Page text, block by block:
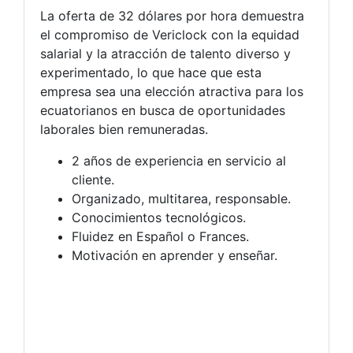
La oferta de 32 dólares por hora demuestra
el compromiso de Vericlock con la equidad
salarial y la atracción de talento diverso y
experimentado, lo que hace que esta
empresa sea una elección atractiva para los
ecuatorianos en busca de oportunidades
laborales bien remuneradas.
2 años de experiencia en servicio al
cliente.
Organizado, multitarea, responsable.
Conocimientos tecnológicos.
Fluidez en Español o Frances.
Motivación en aprender y enseñar.